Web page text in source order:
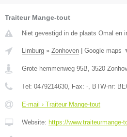
Traiteur Mange-tout
Niet gevestigd in de plaats Omal en
Limburg » Zonhoven Google maps
Grote hemmenweg 95B, 3520
Tel: 0479214630, Fax: -, BTW-nr:
E-mail › Traiteur Mange-tout
Website: https://www.traiteurmange-